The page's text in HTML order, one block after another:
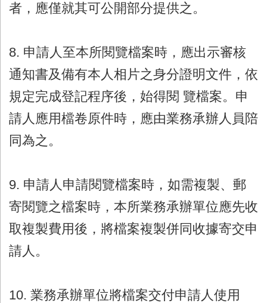
者，應僅就其可公開部分提供之。
8. 申請人至本所閱覽檔案時，應出示審核
通知書及備有本人相片之身分證明文件，依
規定完成登記程序後，始得閱 覽檔案。申
請人應用檔卷原件時，應由業務承辦人員陪
同為之。
9. 申請人申請閱覽檔案時，如需複製、郵
寄閱覽之檔案時，本所業務承辦單位應先收
取複製費用後，將檔案複製併同收據寄交申
請人。
10. 業務承辦單位將檔案交付申請人使用